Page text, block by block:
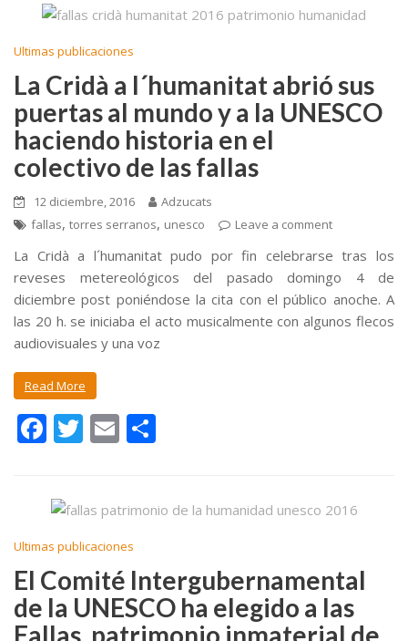
b
o
o
k
er l p
ti
r
Ultimas publicaciones
La Cridà a l´humanitat abrió sus
puertas al mundo y a la UNESCO
haciendo historia en el
colectivo de las fallas
12 diciembre, 2016
Adzucats
fallas, torres serranos, unesco Leave a comment
La Cridà a l´humanitat pudo por fin celebrarse tras los
reveses metereológicos del pasado domingo 4 de
diciembre post poniéndose la cita con el público anoche. A
las 20 h. se iniciaba el acto musicalmente con algunos flecos
audiovisuales y una voz
Read More
F
b
o
o
k
T
er
E
l p
ti
r
Ultimas publicaciones
El Comité Intergubernamental
de la UNESCO ha elegido a las
Fallas, patrimonio inmaterial de